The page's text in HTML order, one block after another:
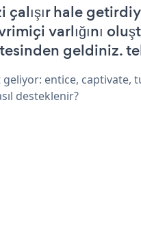
hale
varlığını
geldiniz.
entice, captivate,
desteklenir?